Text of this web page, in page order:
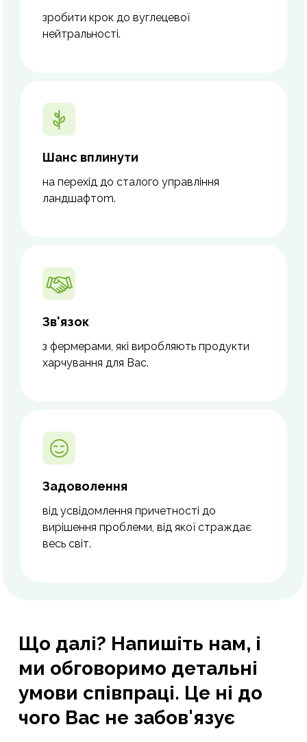
зробити крок до вуглецевої
нейтральності.
Шанс вплинути
на перехід до сталого управління
ландшафтоm.
Зв'язок
з фермерами, які виробляють продукти
харчування для Вас.
Задоволення
від усвідомлення причетності до
вирішення проблеми, від якої страждає
весь світ.
Що далі? Напишіть нам, і
ми обговоримо детальні
умови співпраці. Це ні до
чого Вас не забов'язує